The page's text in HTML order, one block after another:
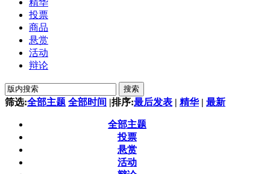
精华
投票
商品
悬赏
活动
辩论
搜索
筛选:全部主题 全部时间 |排序:最后发表 | 精华 | 最新
全部主题
投票
悬赏
活动